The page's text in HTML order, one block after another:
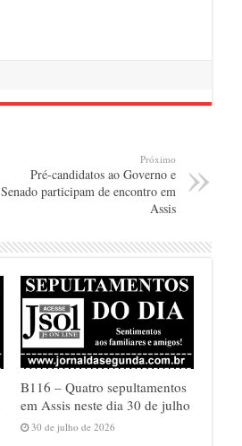
Próximo
Pré-candidatos ao Governo e
Senado participam de encontro em
Assis
B116 – Quatro sepultamentos
em Assis neste dia 30 de julho
30 de julho de 2026